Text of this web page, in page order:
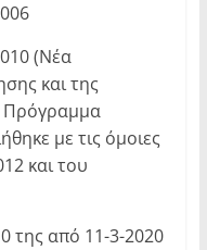
(Νέα
και της
Πρόγραμμα
με τις όμοιες
και του
της από 11-3-2020